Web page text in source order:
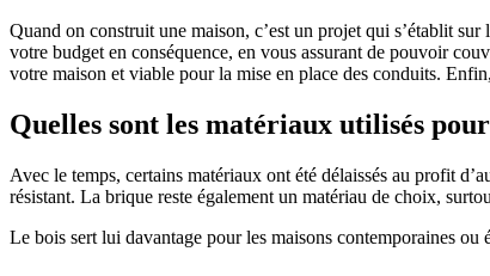
Quand on construit une maison, c’est un projet qui s’établit
votre budget en conséquence, en vous assurant de pouvoir
votre maison et viable pour la mise en place des conduits.
Quelles sont les matériaux utilisés
Avec le temps, certains matériaux ont été délaissés au profit
résistant. La brique reste également un matériau de choix,
Le bois sert lui davantage pour les maisons contemporaines